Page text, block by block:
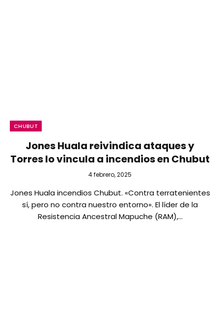
CHUBUT
Jones Huala reivindica ataques y
Torres lo vincula a incendios en Chubut
4 febrero, 2025
Jones Huala incendios Chubut. «Contra terratenientes
sí, pero no contra nuestro entorno». El líder de la
Resistencia Ancestral Mapuche (RAM),…